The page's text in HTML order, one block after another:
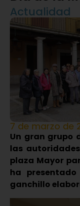
Actualidad
7 de marzo de
Un gran grupo
las
plaza Mayor
ha
ganchillo